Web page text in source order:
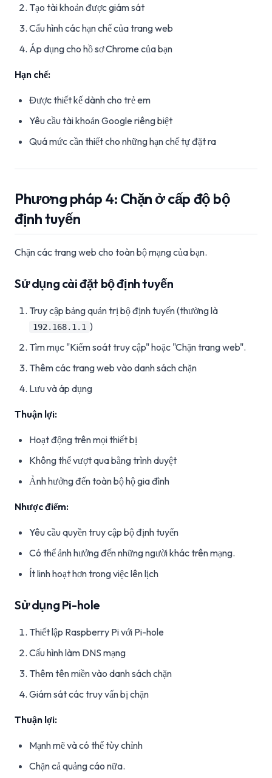
Tạo tài khoản được giám sát
Cấu hình các hạn chế của trang web
Áp dụng cho hồ sơ Chrome của bạn
Hạn chế:
Được thiết kế dành cho trẻ em
Yêu cầu tài khoản Google riêng biệt
Quá mức cần thiết cho những hạn chế tự đặt ra
Phương pháp 4: Chặn ở cấp độ bộ
định tuyến
Chặn các trang web cho toàn bộ mạng của bạn.
Sử dụng cài đặt bộ định tuyến
Truy cập bảng quản trị bộ định tuyến (thường là
192.168.1.1 )
Tìm mục "Kiểm soát truy cập" hoặc "Chặn trang web".
Thêm các trang web vào danh sách chặn
Lưu và áp dụng
Thuận lợi:
Hoạt động trên mọi thiết bị
Không thể vượt qua bằng trình duyệt
Ảnh hưởng đến toàn bộ hộ gia đình
Nhược điểm:
Yêu cầu quyền truy cập bộ định tuyến
Có thể ảnh hưởng đến những người khác trên mạng.
Ít linh hoạt hơn trong việc lên lịch
Sử dụng Pi-hole
Thiết lập Raspberry Pi với Pi-hole
Cấu hình làm DNS mạng
Thêm tên miền vào danh sách chặn
Giám sát các truy vấn bị chặn
Thuận lợi:
Mạnh mẽ và có thể tùy chỉnh
Chặn cả quảng cáo nữa.